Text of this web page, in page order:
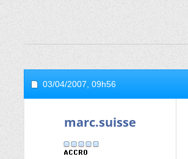
03/04/2007, 09h56
marc.suisse